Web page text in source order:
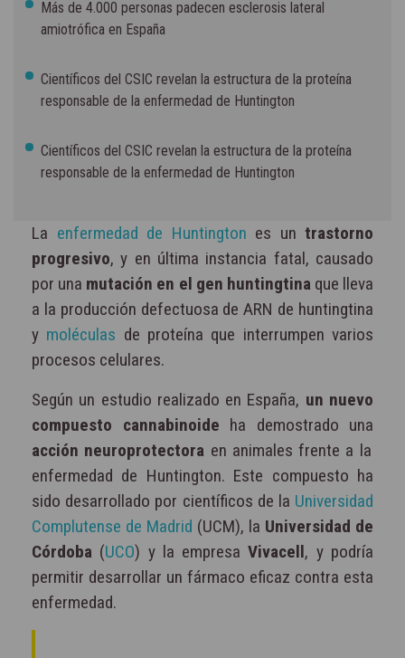
Más de 4.000 personas padecen esclerosis lateral
amiotrófica en España
Científicos del CSIC revelan la estructura de la proteína
responsable de la enfermedad de Huntington
Científicos del CSIC revelan la estructura de la proteína
responsable de la enfermedad de Huntington
La enfermedad de Huntington es un trastorno
progresivo, y en última instancia fatal, causado
por una mutación en el gen huntingtinaque lleva
a la producción defectuosa de ARN de huntingtina
y moléculas de proteína que interrumpen varios
procesos celulares.
Según un estudio realizado en España, un nuevo
compuesto cannabinoide ha demostrado una
acción neuroprotectora en animales frente a la
enfermedad de Huntington. Este compuesto ha
sido desarrollado por científicos de la Universidad
Complutense de Madrid (UCM), la Universidad de
Córdoba (UCO) y la empresaVivacell, y podría
permitir desarrollar un fármaco eficaz contra esta
enfermedad.